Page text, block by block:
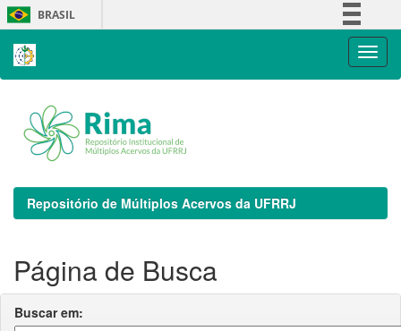
Skip
navigation
BRASIL
Repositório de Múltiplos Acervos da UFRRJ
Página de Busca
Buscar em: